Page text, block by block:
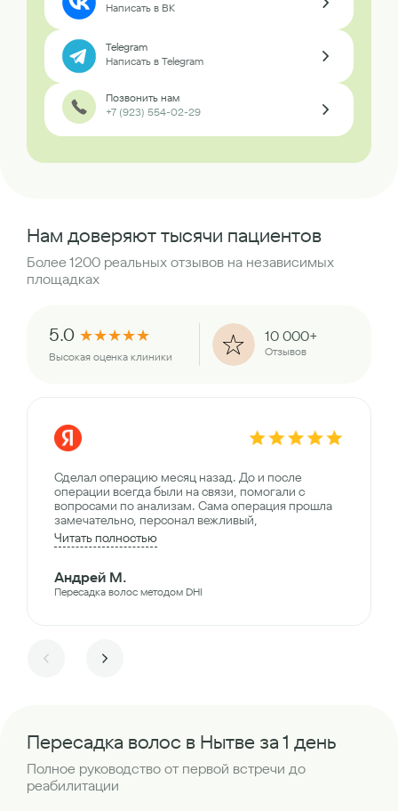
Написать в ВК
Telegram
Написать в Telegram
Позвонить нам
+7 (923) 554-02-29
Нам доверяют тысячи пациентов
Более 1200 реальных отзывов на независимых
площадках
5.0 ★★★★★
Высокая оценка клиники
10 000+
Отзывов
Сделал операцию месяц назад. До и после
операции всегда были на связи, помогали с
вопросами по анализам. Сама операция прошла
замечательно, персонал вежливый,
Читать полностью
Андрей М.
Пересадка волос методом DHI
Пересадка волос в Нытве за 1 день
Полное руководство от первой встречи до
реабилитации